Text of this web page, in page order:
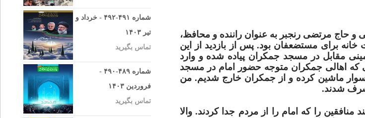
و حاج مرتضی رنجبر به عنوان راننده و محافظ،
خانه برای مستضعفان بود. پس از بازدید از این
مقابل در مسجد جمکران پیاده شده و وارد
اهالی جمکران متوجه حضور امام در مسجد
سوار ماشین کرده و از جمکران خارج شدیم. من
شدند.
را که امام را از مردم جدا کردند. والا
شماره ۴۹۱-۴۹۲ - خرداد و
تیر ۱۴۰۳
تماس بگیرید
شماره ۴۸۹-۴۹۰ -
فروردین ۱۴۰۳
تماس بگیرید